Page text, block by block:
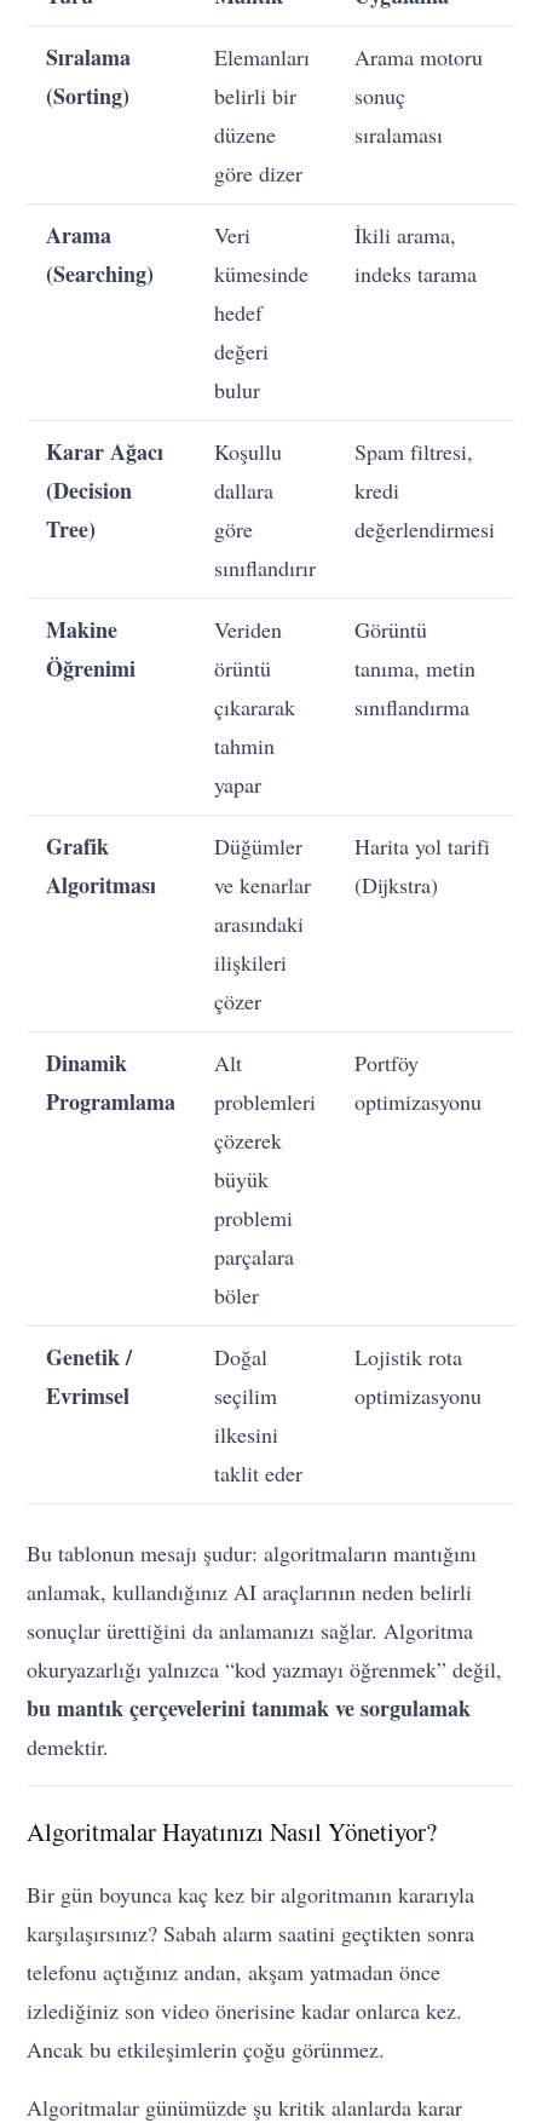
Sıralama
(Sorting)
Elemanları
belirli bir
düzene
göre dizer
Arama motoru
sonuç
sıralaması
Arama
(Searching)
Veri
kümesinde
hedef
değeri
bulur
İkili arama,
indeks tarama
Karar Ağacı
(Decision
Tree)
Koşullu
dallara
göre
sınıflandırır
Spam filtresi,
kredi
değerlendirmesi
Makine
Öğrenimi
Veriden
örüntü
çıkararak
tahmin
yapar
Görüntü
tanıma, metin
sınıflandırma
Grafik
Algoritması
Düğümler
ve kenarlar
arasındaki
ilişkileri
çözer
Harita yol tarifi
(Dijkstra)
Dinamik
Programlama
Alt
problemleri
çözerek
büyük
problemi
parçalara
böler
Portföy
optimizasyonu
Genetik /
Evrimsel
Doğal
seçilim
ilkesini
taklit eder
Lojistik rota
optimizasyonu
Bu tablonun mesajı şudur: algoritmaların mantığını
anlamak, kullandığınız AI araçlarının neden belirli
sonuçlar ürettiğini da anlamanızı sağlar. Algoritma
okuryazarlığı yalnızca “kod yazmayı öğrenmek” değil,
bu mantık çerçevelerini tanımak ve sorgulamak
demektir.
Algoritmalar Hayatınızı Nasıl Yönetiyor?
Bir gün boyunca kaç kez bir algoritmanın kararıyla
karşılaşırsınız? Sabah alarm saatini geçtikten sonra
telefonu açtığınız andan, akşam yatmadan önce
izlediğiniz son video önerisine kadar onlarca kez.
Ancak bu etkileşimlerin çoğu görünmez.
Algoritmalar günümüzde şu kritik alanlarda karar